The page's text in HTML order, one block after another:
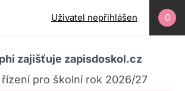
Uživatel nepřihlášen
0
zajišťuje zapisdoskol.cz
řízení pro školní rok 2026/27